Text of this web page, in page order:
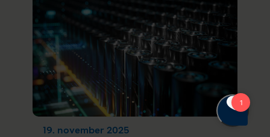
19. november 2025